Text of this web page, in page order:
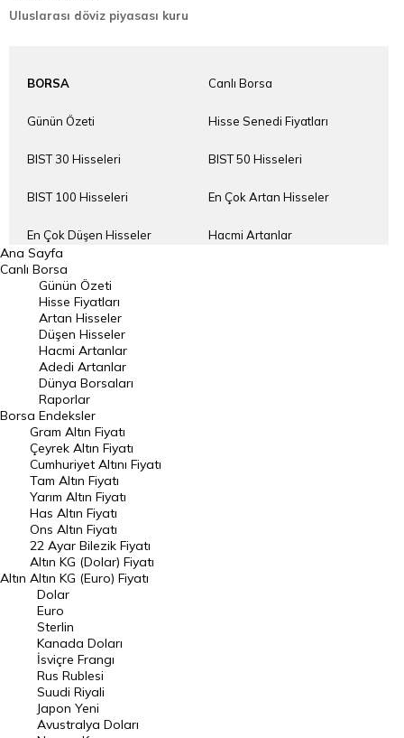
Uluslarası döviz piyasası kuru
BORSA Canlı Borsa
Günün Özeti Hisse Senedi Fiyatları
BIST 30 Hisseleri BIST 50 Hisseleri
BIST 100 Hisseleri En Çok Artan Hisseler
En Çok Düşen Hisseler Hacmi Artanlar
Geçmiş Kapanışlar
Raporlar
DÖVİZ
Dolar Kuru
Pound Kuru
Riyal Kuru
Danimarka Kronu Kuru
Norveç Kronu Kuru
Japon Yeni Kuru
Merkez Bankası Döviz Kurları
ALTIN
Gram Altın Fiyatı
Ana Sayfa
Canlı Borsa
Borsa
Günün Özeti
Hisse Fiyatları
Artan Hisseler
Düşen Hisseler
Hacmi Artanlar
Adedi Artanlar
Dünya Borsaları
Raporlar
Endeksler
Altın
Gram Altın Fiyatı
Çeyrek Altın Fiyatı
Cumhuriyet Altını Fiyatı
Tam Altın Fiyatı
Yarım Altın Fiyatı
Has Altın Fiyatı
Ons Altın Fiyatı
22 Ayar Bilezik Fiyatı
Altın KG (Dolar) Fiyatı
Altın KG (Euro) Fiyatı
Dolar
Euro
Sterlin
Kanada Doları
İsviçre Frangı
Rus Rublesi
Suudi Riyali
Japon Yeni
Avustralya Doları